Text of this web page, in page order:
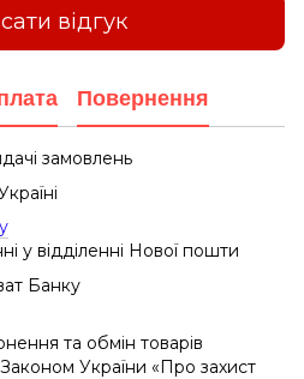
відгук
Повернення
замовлень
у відділенні Нової пошти
Банку
та обмін товарів
Законом України «Про захист